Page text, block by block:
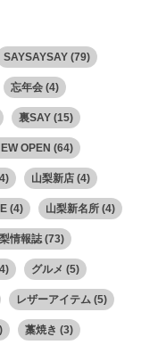
SAYSAYSAY(79)
忘年会(4)
裏SAY(15)
OPEN (64)
山梨新店(4)
(4) 山梨新名所(4)
情報誌(73)
グルメ (5)
レザーアイテム (5)
藁焼き (3)